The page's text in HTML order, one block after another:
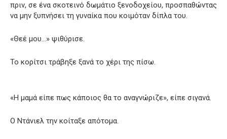
πριν, σε ένα σκοτεινό δωμάτιο ξενοδοχείου, προσπαθώντας
να μην ξυπνήσει τη γυναίκα που κοιμόταν δίπλα του.
«Θεέ μου…» ψιθύρισε.
Το κορίτσι τράβηξε ξανά το χέρι της πίσω.
«Η μαμά είπε πως κάποιος θα το αναγνώριζε», είπε σιγανά.
Ο Ντάνιελ την κοίταξε απότομα.